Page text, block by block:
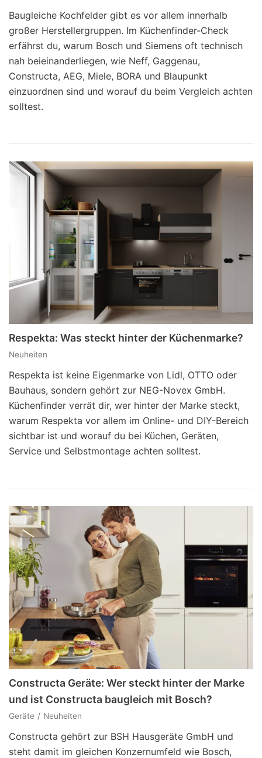
Baugleiche Kochfelder gibt es vor allem innerhalb
großer Herstellergruppen. Im Küchenfinder-Check
erfährst du, warum Bosch und Siemens oft technisch
nah beieinanderliegen, wie Neff, Gaggenau,
Constructa, AEG, Miele, BORA und Blaupunkt
einzuordnen sind und worauf du beim Vergleich achten
solltest.
Respekta: Was steckt hinter der Küchenmarke?
Neuheiten
Respekta ist keine Eigenmarke von Lidl, OTTO oder
Bauhaus, sondern gehört zur NEG-Novex GmbH.
Küchenfinder verrät dir, wer hinter der Marke steckt,
warum Respekta vor allem im Online- und DIY-Bereich
sichtbar ist und worauf du bei Küchen, Geräten,
Service und Selbstmontage achten solltest.
Constructa Geräte: Wer steckt hinter der Marke
und ist Constructa baugleich mit Bosch?
Geräte Neuheiten
Constructa gehört zur BSH Hausgeräte GmbH und
steht damit im gleichen Konzernumfeld wie Bosch,